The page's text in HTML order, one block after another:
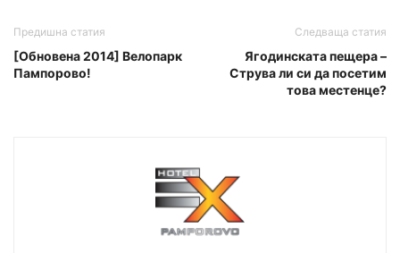
Предишна статия
[Обновена 2014] Велопарк
Пампорово!
Следваща статия
Ягодинската пещера –
Струва ли си да посетим
това местенце?